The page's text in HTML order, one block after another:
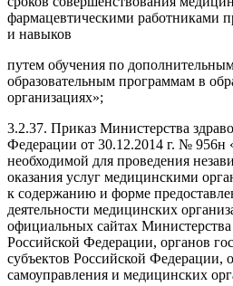
фармацевтическими работниками
и навыков
путем обучения по
образовательным программам в
организациях»;
3.2.37. Приказ Министерства
Федерации от 30.12.2014 г. №
необходимой для проведения
оказания услуг медицинскими
к содержанию и форме
деятельности медицинских
официальных сайтах Министерства
Российской Федерации, органов
субъектов Российской Федерации,
самоуправления и медицинских